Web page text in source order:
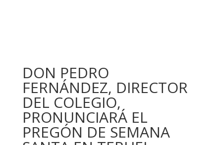
DON PEDRO
FERNÁNDEZ, DIRECTOR
DEL COLEGIO,
PRONUNCIARÁ EL
PREGÓN DE SEMANA